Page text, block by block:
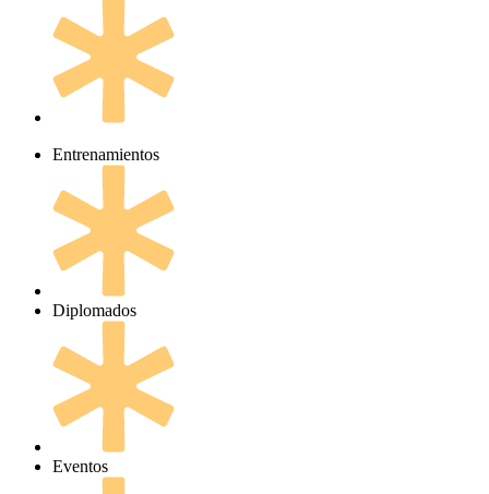
Entrenamientos
Diplomados
Eventos